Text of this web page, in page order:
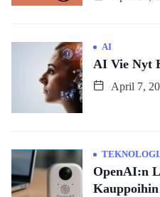
AI
AI Vie Nyt
April 7,
OpenAI:n